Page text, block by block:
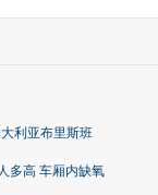
利亚布里斯班
多高 车厢内缺氧